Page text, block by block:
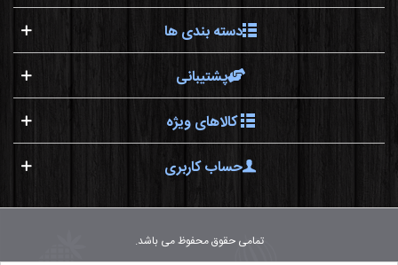
دسته بندی ها
پشتیبانی
کالاهای ویژه
حساب کاربری
تمامی حقوق محفوظ می باشد.